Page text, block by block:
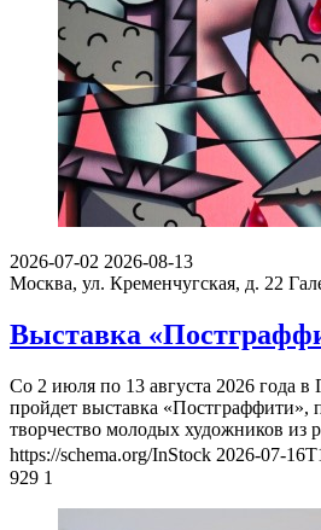
2026-07-02 2026-08-13
Москва, ул. Кременчугская, д. 22
Выставка
Со 2 июля по 13 августа 2026 года в
пройдет выставка «Постграффити»,
творчество молодых художников из
https://schema.org/InStock 2026-07-
929 1